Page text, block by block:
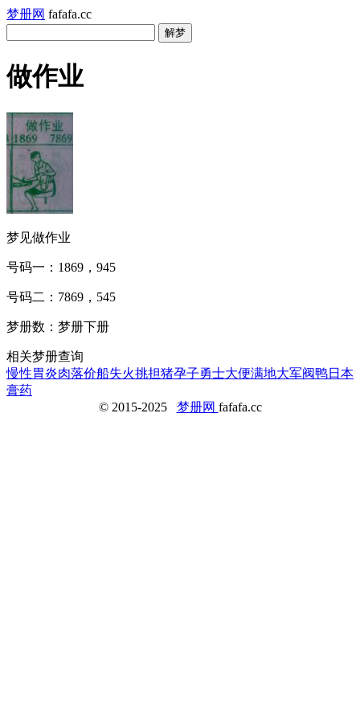
梦册网 fafafa.cc
做作业
梦见做作业
号码一：1869，945
号码二：7869，545
梦册数：梦册下册
相关梦册查询
慢性胃炎肉落价船失火挑担猪孕子勇士大便满地大军阀鸭日本
膏药
© 2015-2025 梦册网 fafafa.cc